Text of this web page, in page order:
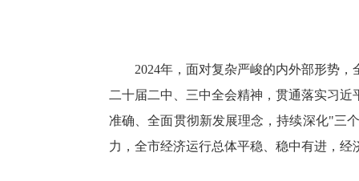
2024年，面对复杂严峻的内外部形势
二十届二中、三中全会精神，贯通落实习
准确、全面贯彻新发展理念，持续深化"三
力，全市经济运行总体平稳、稳中有进，